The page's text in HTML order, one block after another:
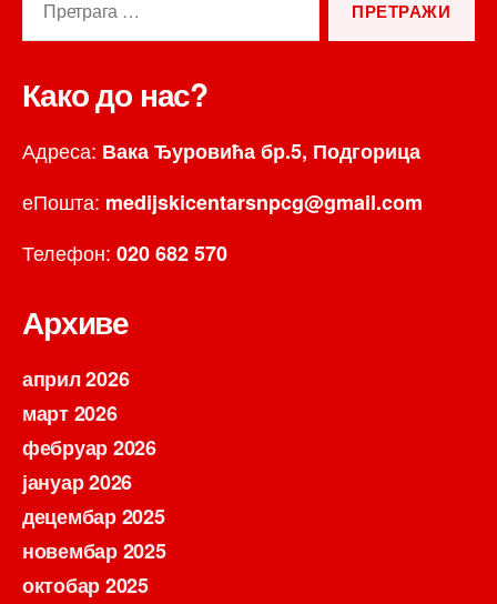
Како до нас?
Адреса: Вака Ђуровића бр.5, Подгорица
еПошта: medijskicentarsnpcg@gmail.com
Телефон: 020 682 570
Архиве
април 2026
март 2026
фебруар 2026
јануар 2026
децембар 2025
новембар 2025
октобар 2025